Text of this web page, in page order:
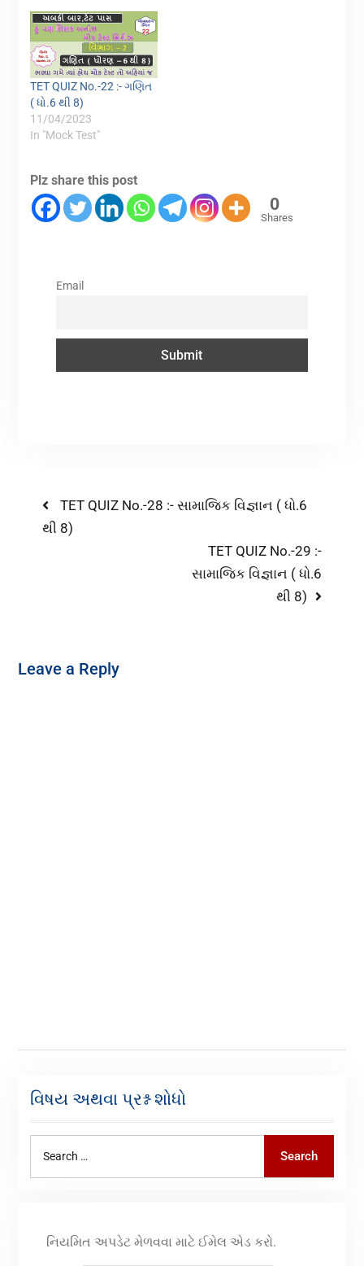
TET QUIZ No.-22 :- ગણિત
( ધો.6 થી 8)
11/04/2023
In "Mock Test"
Plz share this post
0
Shares
Email
TET QUIZ No.-28 :- સામાજિક વિજ્ઞાન ( ધો.6
થી 8)
TET QUIZ No.-29 :-
સામાજિક વિજ્ઞાન ( ધો.6
થી 8)
Leave a Reply
વિષય અથવા પ્રશ્ન શોધો
Search
નિયમિત અપડેટ મેળવવા માટે ઈમેલ એડ કરો.